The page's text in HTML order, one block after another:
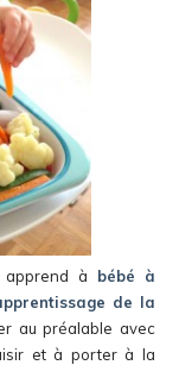
apprend à bébé à
de la
au préalable avec
et à porter à la